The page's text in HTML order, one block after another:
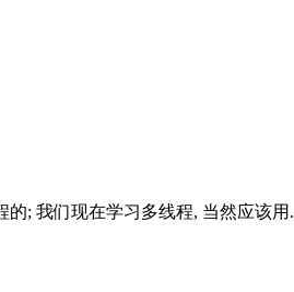
的; 我们现在学习多线程, 当然应该用.